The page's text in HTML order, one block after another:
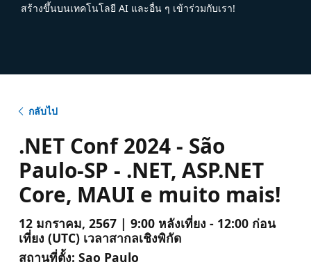
สร้างขึ้นบนเทคโนโลยี AI และอื่น ๆ เข้าร่วมกับเรา!
กลับไป
.NET Conf 2024 - São
Paulo-SP - .NET, ASP.NET
Core, MAUI e muito mais!
12 มกราคม, 2567 | 9:00 หลังเที่ยง - 12:00 ก่อน
เที่ยง (UTC) เวลาสากลเชิงพิกัด
สถานที่ตั้ง: Sao Paulo